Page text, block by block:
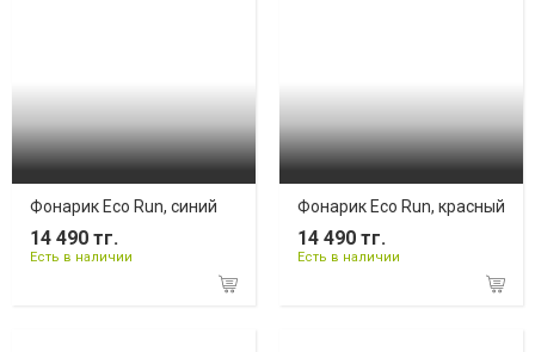
Фонарик Eco Run, синий
14 490 тг.
Есть в наличии
Фонарик Eco Run, красный
14 490 тг.
Есть в наличии